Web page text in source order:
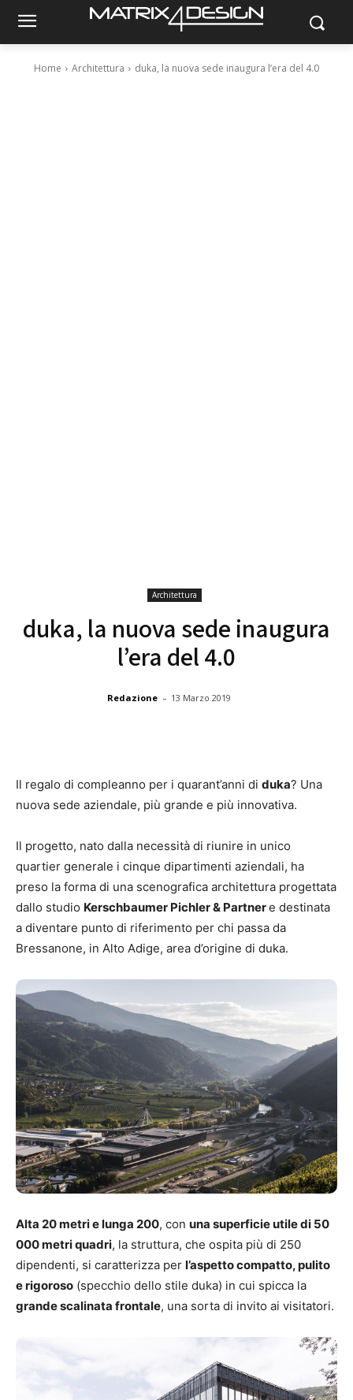
Home Architettura duka, la nuova sede inaugura l’era del 4.0
Architettura
duka, la nuova sede inaugura
l’era del 4.0
Redazione - 13 Marzo 2019
Il regalo di compleanno per i quarant’anni di duka? Una
nuova sede aziendale, più grande e più innovativa.
Il progetto, nato dalla necessità di riunire in unico
quartier generale i cinque dipartimenti aziendali, ha
preso la forma di una scenografica architettura progettata
dallo studio Kerschbaumer Pichler & Partnere destinata
a diventare punto di riferimento per chi passa da
Bressanone, in Alto Adige, area d’origine di duka.
Alta 20 metri e lunga 200, con una superficie utile di 50
000 metri quadri, la struttura, che ospita più di 250
dipendenti, si caratterizza per l’aspetto compatto, pulito
e rigoroso (specchio dello stile duka) in cui spicca la
grande scalinata frontale, una sorta di invito ai visitatori.